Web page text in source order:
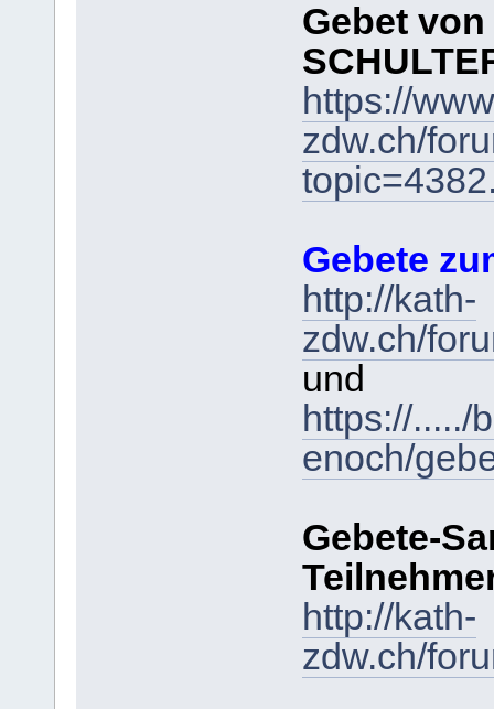
Gebet
https://
zdw.ch/
Gebete
http://kath-
zdw.ch/
und
https://...../
enoch/
Gebete-
http://kath-
zdw.ch/